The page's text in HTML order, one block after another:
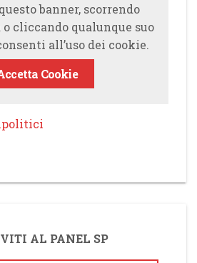
banner, scorrendo
cliccando qualunque suo
all’uso dei cookie.
Cookie
AL PANEL SP